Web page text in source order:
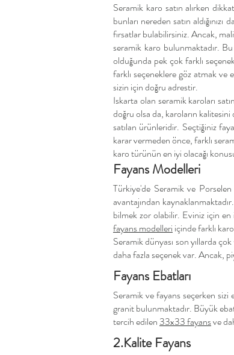
Seramik karo satın alırken
bunları nereden satın
fırsatlar bulabilirsiniz. Ancak,
seramik karo bulunmaktadır. Bu
olduğunda pek çok farklı
farklı seçeneklere göz atmak ve
sizin için doğru adrestir.
Iskarta olan seramik karoları
doğru olsa da, karoların
satılan ürünleridir. Seçtiğiniz
karar vermeden önce, farklı
karo türünün en iyi olacağı
Fayans Modelleri
Türkiye'de Seramik ve
avantajından
bilmek zor olabilir. Eviniz için en
fayans modelleri içinde farklı
Seramik dünyası son yıllarda
daha fazla seçenek var. Ancak,
Fayans Ebatları
Seramik ve fayans seçerken sizi
granit bulunmaktadır. Büyük
tercih edilen 33x33 fayansve
2.Kalite Fayans